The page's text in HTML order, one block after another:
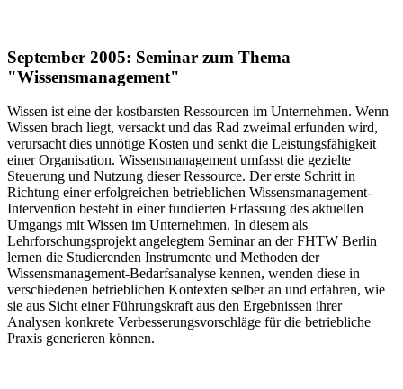
September 2005: Seminar zum Thema
"Wissensmanagement"
Wissen ist eine der kostbarsten Ressourcen im Unternehmen. Wenn
Wissen brach liegt, versackt und das Rad zweimal erfunden wird,
verursacht dies unnötige Kosten und senkt die Leistungsfähigkeit
einer Organisation. Wissensmanagement umfasst die gezielte
Steuerung und Nutzung dieser Ressource. Der erste Schritt in
Richtung einer erfolgreichen betrieblichen Wissensmanagement-
Intervention besteht in einer fundierten Erfassung des aktuellen
Umgangs mit Wissen im Unternehmen. In diesem als
Lehrforschungsprojekt angelegtem Seminar an der FHTW Berlin
lernen die Studierenden Instrumente und Methoden der
Wissensmanagement-Bedarfsanalyse kennen, wenden diese in
verschiedenen betrieblichen Kontexten selber an und erfahren, wie
sie aus Sicht einer Führungskraft aus den Ergebnissen ihrer
Analysen konkrete Verbesserungsvorschläge für die betriebliche
Praxis generieren können.